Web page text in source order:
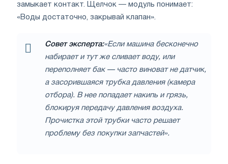
замыкает контакт. Щелчок — модуль понимает:
«Воды достаточно, закрывай клапан».
Совет эксперта:«Если машина бесконечно
набирает и тут же сливает воду, или
переполняет бак — часто виноват не датчик,
а засорившаяся трубка давления (камера
отбора). В нее попадает накипь и грязь,
блокируя передачу давления воздуха.
Прочистка этой трубки часто решает
проблему без покупки запчастей».